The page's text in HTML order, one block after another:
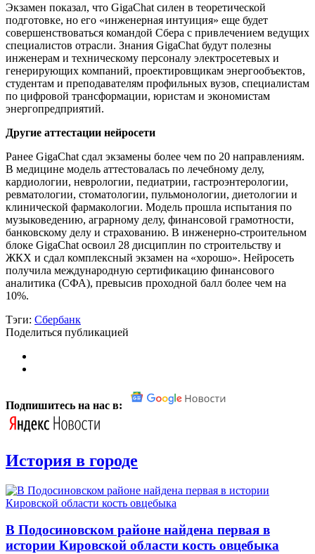
Экзамен показал, что GigaChat силен в теоретической
подготовке, но его «инженерная интуиция» еще будет
совершенствоваться командой Сбера с привлечением ведущих
специалистов отрасли. Знания GigaChat будут полезны
инженерам и техническому персоналу электросетевых и
генерирующих компаний, проектировщикам энергообъектов,
студентам и преподавателям профильных вузов, специалистам
по цифровой трансформации, юристам и экономистам
энергопредприятий.
Другие аттестации нейросети
Ранее GigaChat сдал экзамены более чем по 20 направлениям.
В медицине модель аттестовалась по лечебному делу,
кардиологии, неврологии, педиатрии, гастроэнтерологии,
ревматологии, стоматологии, пульмонологии, диетологии и
клинической фармакологии. Модель прошла испытания по
музыковедению, аграрному делу, финансовой грамотности,
банковскому делу и страхованию. В инженерно-строительном
блоке GigaChat освоил 28 дисциплин по строительству и
ЖКХ и сдал комплексный экзамен на «хорошо». Нейросеть
получила международную сертификацию финансового
аналитика (СФА), превысив проходной балл более чем на
10%.
Тэги: Сбербанк
Поделиться публикацией
Подпишитесь на нас в:
История в городе
В Подосиновском районе найдена первая в
истории Кировской области кость овцебыка